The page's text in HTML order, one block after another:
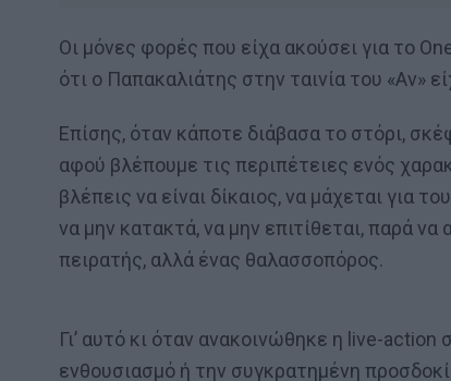
Οι μόνες φορές που είχα ακούσει για το
ότι ο Παπακαλιάτης στην ταινία του «Αν»
Επίσης, όταν κάποτε διάβασα το στόρι,
αφού βλέπουμε τις περιπέτειες ενός
βλέπεις να είναι δίκαιος, να μάχεται για
να μην κατακτά, να μην επιτίθεται, παρά
πειρατής, αλλά ένας θαλασσοπόρος.
Γι’ αυτό κι όταν ανακοινώθηκε η live-
ενθουσιασμό ή την συγκρατημένη